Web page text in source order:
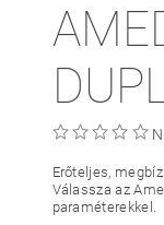
HASZNOS
Erőteljes,
Válassza az
paraméterekkel.